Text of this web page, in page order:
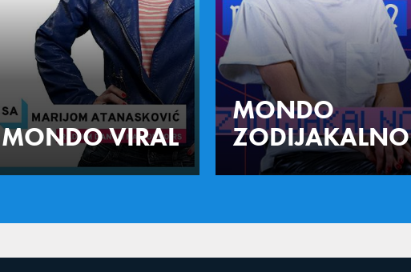
MONDO VIRAL
MONDO
ZODIJAKALNO